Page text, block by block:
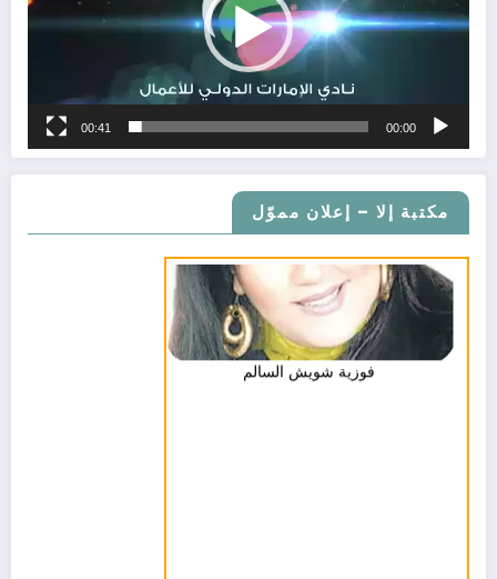
00:00
00:41
مكتبة إلا – إعلان مموّل
فوزية شويش السالم